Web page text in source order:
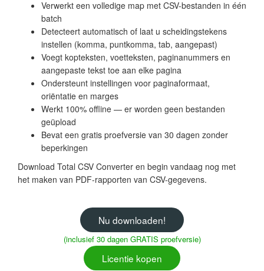
Verwerkt een volledige map met CSV-bestanden in één
batch
Detecteert automatisch of laat u scheidingstekens
instellen (komma, puntkomma, tab, aangepast)
Voegt kopteksten, voetteksten, paginanummers en
aangepaste tekst toe aan elke pagina
Ondersteunt instellingen voor paginaformaat,
oriëntatie en marges
Werkt 100% offline — er worden geen bestanden
geüpload
Bevat een gratis proefversie van 30 dagen zonder
beperkingen
Download Total CSV Converter en begin vandaag nog met
het maken van PDF-rapporten van CSV-gegevens.
Nu downloaden!
(inclusief 30 dagen GRATIS proefversie)
Licentie kopen